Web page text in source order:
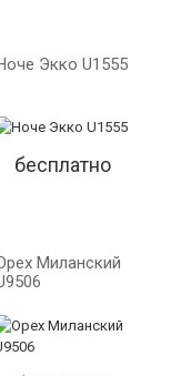
Экко U1555
бесплатно
Миланский